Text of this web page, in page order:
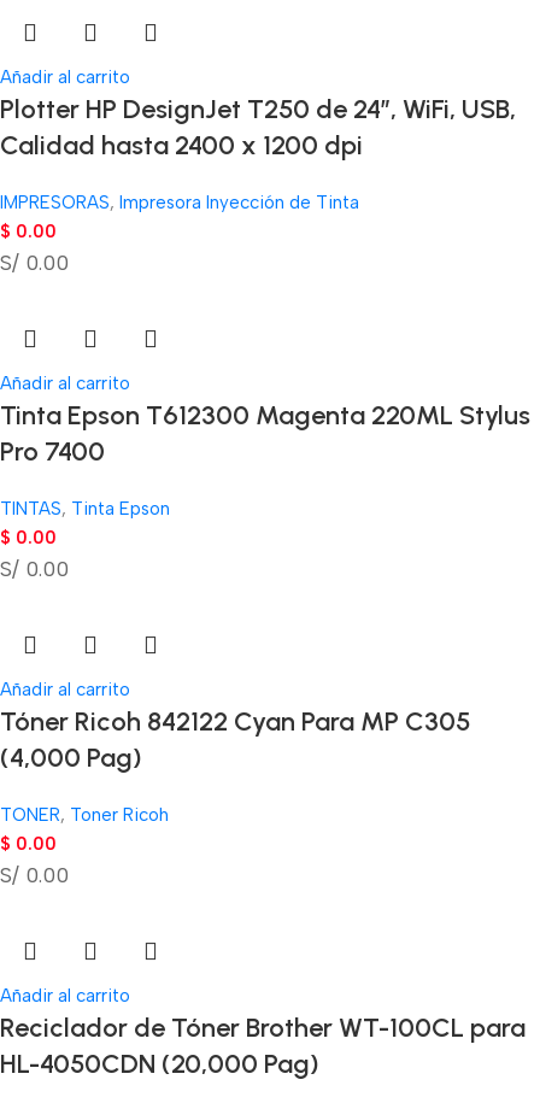
Añadir al carrito
Plotter HP DesignJet T250 de 24″, WiFi, USB,
Calidad hasta 2400 x 1200 dpi
IMPRESORAS, Impresora Inyección de Tinta
$ 0.00
S/ 0.00
Añadir al carrito
Tinta Epson T612300 Magenta 220ML Stylus
Pro 7400
TINTAS, Tinta Epson
$ 0.00
S/ 0.00
Añadir al carrito
Tóner Ricoh 842122 Cyan Para MP C305
(4,000 Pag)
TONER, Toner Ricoh
$ 0.00
S/ 0.00
Añadir al carrito
Reciclador de Tóner Brother WT-100CL para
HL-4050CDN (20,000 Pag)